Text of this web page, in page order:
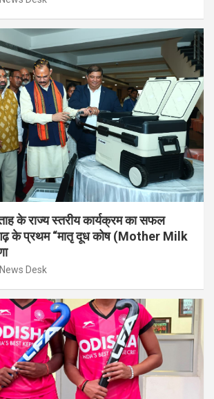
के राज्य स्तरीय कार्यक्रम का सफल
के प्रथम “मातृ दूध कोष (Mother Milk
News Desk